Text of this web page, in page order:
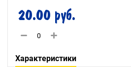
20.00 руб.
Характеристики